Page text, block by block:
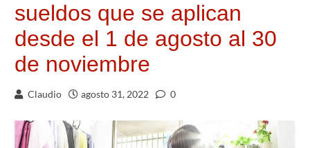
sueldos que se aplican
desde el 1 de agosto al 30
de noviembre
Claudio agosto 31, 2022 0